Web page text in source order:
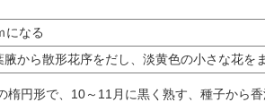
になる
腋から散形花序をだし、淡黄色の小さな花をま
楕円形で、10～11月に黒く熟す、種子から香